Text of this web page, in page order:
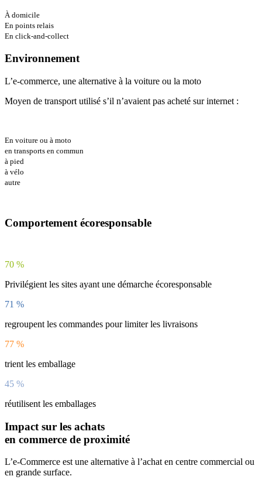
À domicile
En points relais
En click-and-collect
Environnement
L’e-commerce, une alternative à la voiture ou la moto
Moyen de transport utilisé s’il n’avaient pas acheté sur internet :
En voiture ou à moto
en transports en commun
à pied
à vélo
autre
Comportement écoresponsable
70 %
Privilégient les sites ayant une démarche écoresponsable
71 %
regroupent les commandes pour limiter les livraisons
77 %
trient les emballage
45 %
réutilisent les emballages
Impact sur les achats
en commerce de proximité
L’e-Commerce est une alternative à l’achat en centre commercial ou
en grande surface.